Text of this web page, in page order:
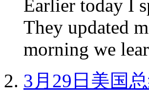
Earlier today I
They updated
morning we
3月29日美国